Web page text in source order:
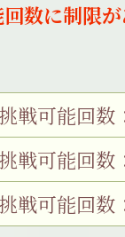
数に制限
挑戦可能回数
挑戦可能回数
挑戦可能回数